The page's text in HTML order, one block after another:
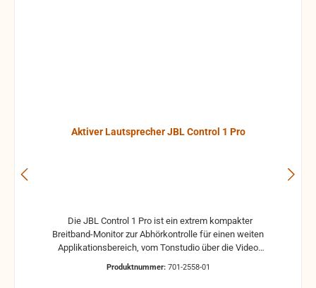
Aktiver Lautsprecher JBL Control 1 Pro
Breitband-Monitor zur Abhörkontrolle für einen weiten
Applikationsbereich, vom Tonstudio über die Video
Produktnummer: 701-2558-01